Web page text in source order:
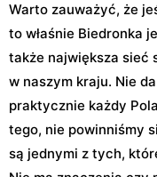
Warto zauważyć, że
to właśnie Biedronka
także największa sieć
w naszym kraju. Nie
praktycznie każdy
tego, nie powinniśmy
są jednymi z tych,